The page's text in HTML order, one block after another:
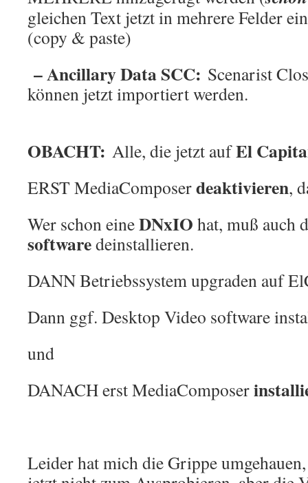
gleichen Text jetzt in mehrere Felder
(copy & paste)
– Ancillary Data SCC: Scenarist
können jetzt importiert werden.
OBACHT: Alle, die jetzt aufEl
ERST MediaComposerdeaktivieren,
Wer schon eineDNxIO hat, muß auch
softwaredeinstallieren.
DANN Betriebssystem upgraden auf
Dann ggf. Desktop Video software
und
DANACH erst MediaComposer
Leider hat mich die Grippe